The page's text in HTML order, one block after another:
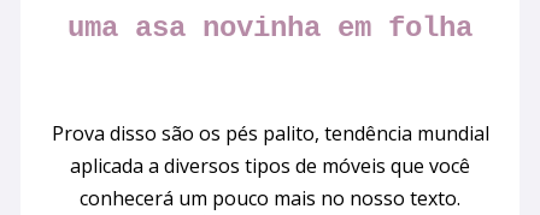
uma asa novinha em folha
Prova disso são os pés palito, tendência mundial
aplicada a diversos tipos de móveis que você
conhecerá um pouco mais no nosso texto.